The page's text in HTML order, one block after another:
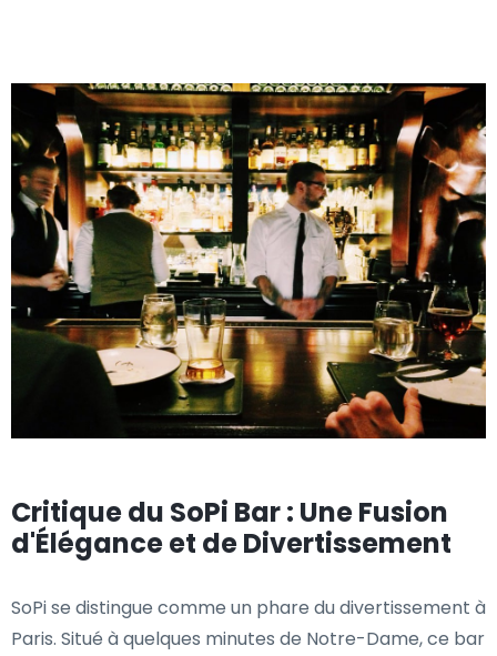
Critique du SoPi Bar : Une Fusion
d'Élégance et de Divertissement
SoPi se distingue comme un phare du divertissement à
Paris. Situé à quelques minutes de Notre-Dame, ce bar